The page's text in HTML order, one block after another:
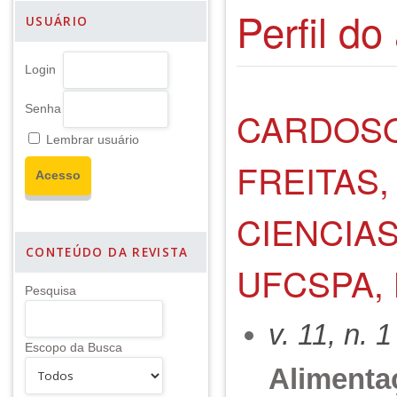
USUÁRIO
Login
Senha
Lembrar usuário
CONTEÚDO DA REVISTA
Pesquisa
Escopo da Busca
Perfil
v. 11, n.